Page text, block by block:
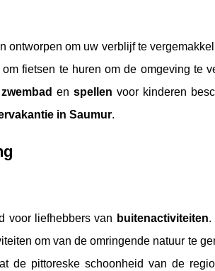
ontworpen om uw verblijf te
fietsen te huren om de omgeving te
en spellen voor kinderen
in Saumur.
voor liefhebbers van buitenactiviteiten.
om van de omringende natuur te
de pittoreske schoonheid van de